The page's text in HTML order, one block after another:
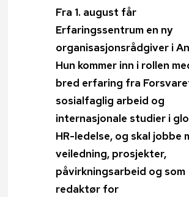
Fra 1. august får
Erfaringssentrum en ny
organisasjonsrådgiver i
Hun kommer inn i rollen
bred erfaring fra
sosialfaglig arbeid og
internasjonale studier i
HR-ledelse, og skal jobbe
veiledning, prosjekter,
påvirkningsarbeid og som
redaktør for